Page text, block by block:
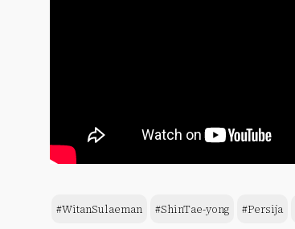
#WitanSulaeman #ShinTae-yong #Persija